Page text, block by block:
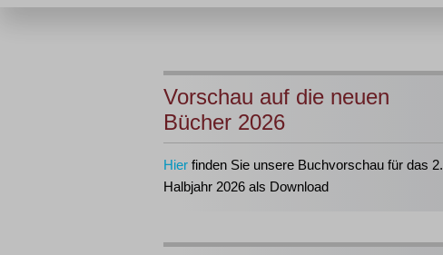
Vorschau auf die neuen
Bücher 2026
Hier finden Sie unsere Buchvorschau für das 2.
Halbjahr 2026 als Download